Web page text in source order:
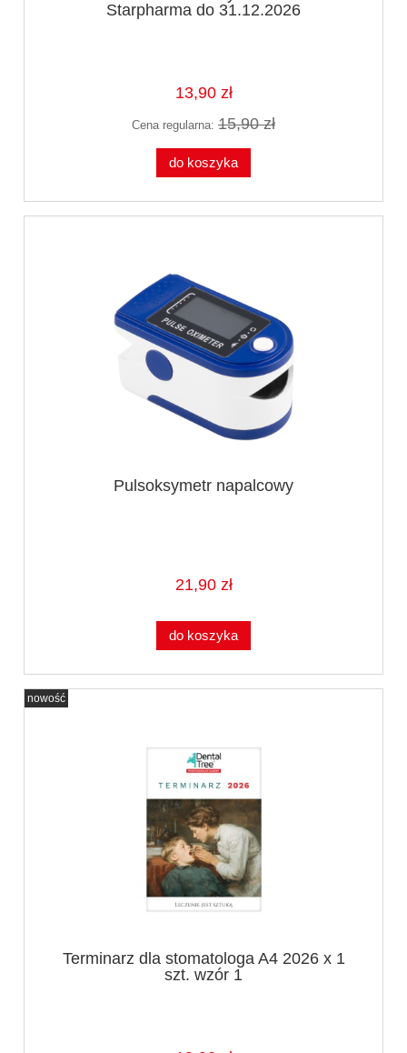
Starpharma do 31.12.2026
13,90 zł
Cena regularna: 15,90 zł
do koszyka
Pulsoksymetr napalcowy
21,90 zł
do koszyka
Terminarz dla stomatologa A4 2026 x 1
szt. wzór 1
nowość